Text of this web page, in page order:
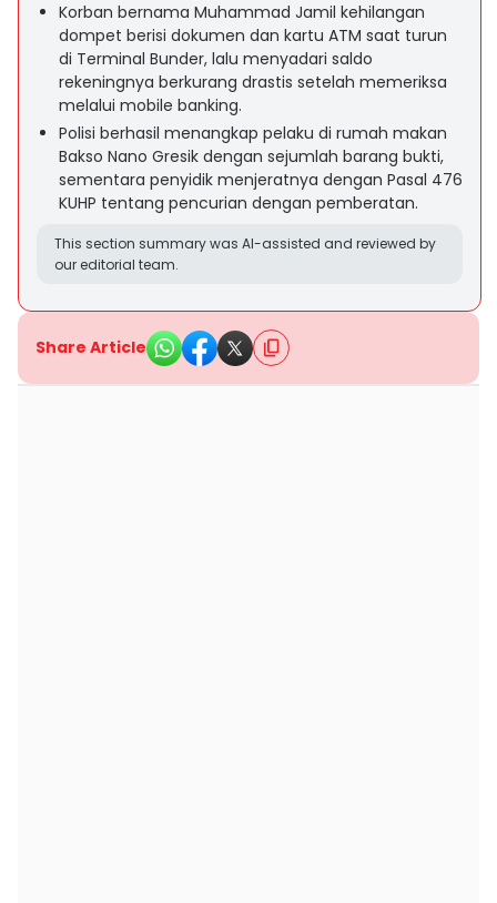
Korban bernama Muhammad Jamil kehilangan
dompet berisi dokumen dan kartu ATM saat turun
di Terminal Bunder, lalu menyadari saldo
rekeningnya berkurang drastis setelah memeriksa
melalui mobile banking.
Polisi berhasil menangkap pelaku di rumah makan
Bakso Nano Gresik dengan sejumlah barang bukti,
sementara penyidik menjeratnya dengan Pasal 476
KUHP tentang pencurian dengan pemberatan.
This section summary was AI-assisted and reviewed by
our editorial team.
Share Article